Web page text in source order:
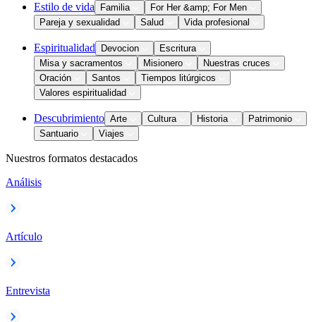
Estilo de vida Familia
For Her &amp; For Men
Pareja y sexualidad
Salud Vida profesional
Espiritualidad Devocion
Escritura
Misa y sacramentos
Misionero
Nuestras cruces
Oración
Santos
Tiempos litúrgicos
Valores espiritualidad
Descubrimiento Arte Cultura Historia
Patrimonio
Santuario
Viajes
Nuestros formatos destacados
Análisis
Artículo
Entrevista